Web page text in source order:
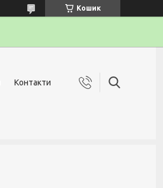
Кошик
Контакти